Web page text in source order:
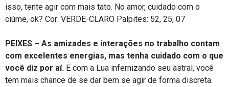
isso, tente agir com mais tato. No amor, cuidado com o
ciúme, ok? Cor: VERDE-CLARO Palpites: 52, 25, 07
PEIXES – As amizades e interações no trabalho contam
com excelentes energias, mas tenha cuidado com o que
você diz por aí. E com a Lua infernizando seu astral, você
tem mais chance de se dar bem se agir de forma discreta.